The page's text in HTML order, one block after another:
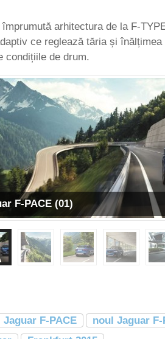
arhitectura de la F-
ce reglează tăria și
condițiile de drum.
F-PACE (01)
Jaguar F-PACE noul Jaguar F-